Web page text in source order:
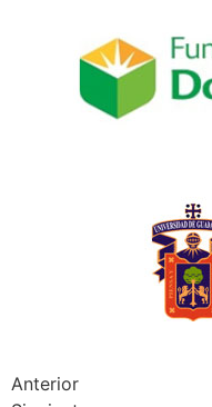
Anterior